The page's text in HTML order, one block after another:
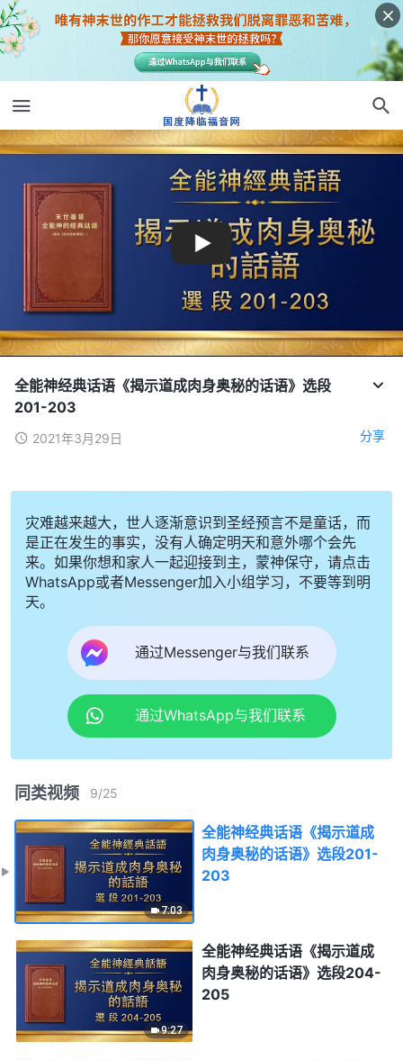
全能神经典话语《揭示道成肉身奥秘的话语》选段
201-203
2021年3月29日 分享
灾难越来越大，世人逐渐意识到圣经预言不是童话，而
是正在发生的事实，没有人确定明天和意外哪个会先
来。如果你想和家人一起迎接到主，蒙神保守，请点击
WhatsApp或者Messenger加入小组学习，不要等到明
天。
通过Messenger与我们联系
通过WhatsApp与我们联系
同类视频 9/25
7:03
全能神经典话语《揭示道成
肉身奥秘的话语》选段201-
203
9:27
全能神经典话语《揭示道成
肉身奥秘的话语》选段204-
205